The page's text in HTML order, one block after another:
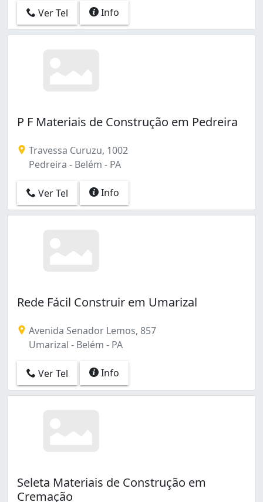
Ver Tel Info
P F Materiais de Construção em Pedreira
Travessa Curuzu, 1002
Pedreira - Belém - PA
Ver Tel Info
Rede Fácil Construir em Umarizal
Avenida Senador Lemos, 857
Umarizal - Belém - PA
Ver Tel Info
Seleta Materiais de Construção em
Cremação